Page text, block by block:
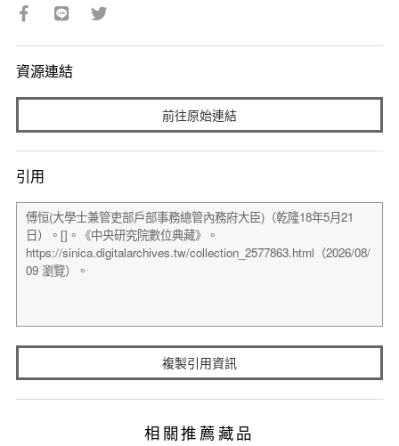
資源連結
前往原始連結
引用
複製引用資訊
相關推薦藏品